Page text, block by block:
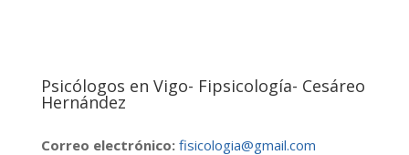
Psicólogos en Vigo- Fipsicología- Cesáreo
Hernández
Correo electrónico: fisicologia@gmail.com